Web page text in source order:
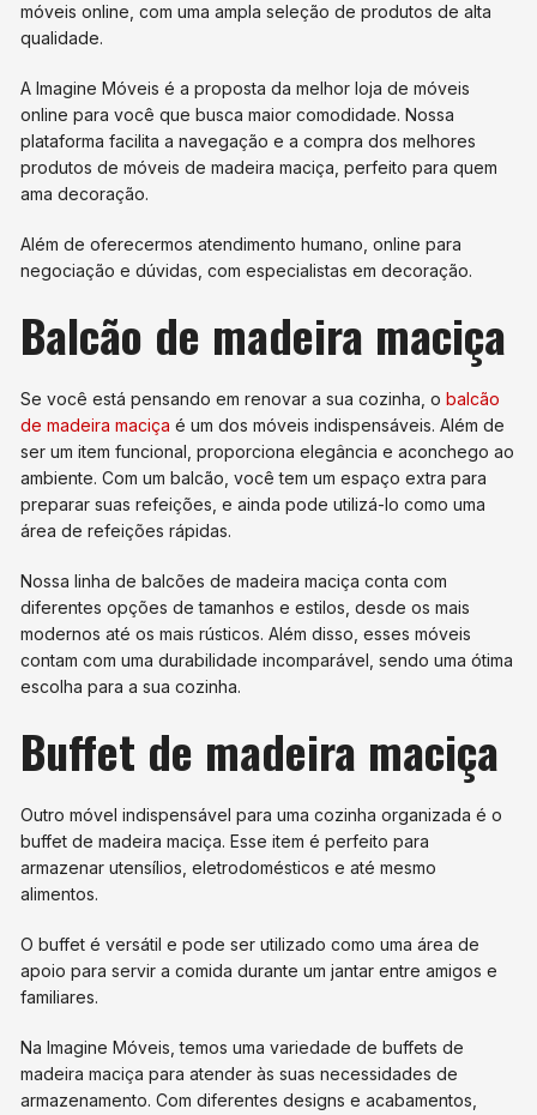
móveis online, com uma ampla seleção de produtos de alta
qualidade.
A Imagine Móveis é a proposta da melhor loja de móveis
online para você que busca maior comodidade. Nossa
plataforma facilita a navegação e a compra dos melhores
produtos de móveis de madeira maciça, perfeito para quem
ama decoração.
Além de oferecermos atendimento humano, online para
negociação e dúvidas, com especialistas em decoração.
Balcão de madeira maciça
Se você está pensando em renovar a sua cozinha, obalcão
de madeira maciça é um dos móveis indispensáveis. Além de
ser um item funcional, proporciona elegância e aconchego ao
ambiente. Com um balcão, você tem um espaço extra para
preparar suas refeições, e ainda pode utilizá-lo como uma
área de refeições rápidas.
Nossa linha de balcões de madeira maciça conta com
diferentes opções de tamanhos e estilos, desde os mais
modernos até os mais rústicos. Além disso, esses móveis
contam com uma durabilidade incomparável, sendo uma ótima
escolha para a sua cozinha.
Buffet de madeira maciça
Outro móvel indispensável para uma cozinha organizada é o
buffet de madeira maciça. Esse item é perfeito para
armazenar utensílios, eletrodomésticos e até mesmo
alimentos.
O buffet é versátil e pode ser utilizado como uma área de
apoio para servir a comida durante um jantar entre amigos e
familiares.
Na Imagine Móveis, temos uma variedade de buffets de
madeira maciça para atender às suas necessidades de
armazenamento. Com diferentes designs e acabamentos,